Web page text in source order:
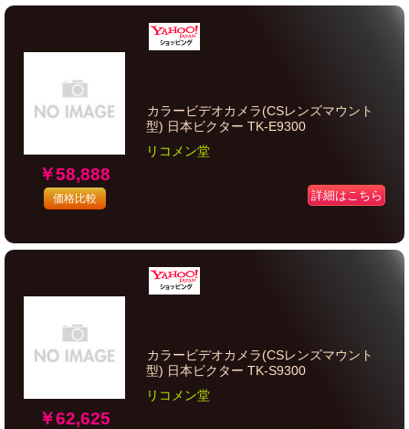
￥58,888
価格比較
カラービデオカメラ(CSレンズマウント
型) 日本ビクター TK-E9300
リコメン堂
詳細はこちら
￥62,625
カラービデオカメラ(CSレンズマウント
型) 日本ビクター TK-S9300
リコメン堂